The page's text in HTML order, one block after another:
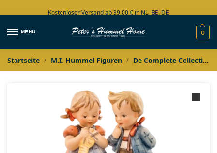
Kostenloser Versand ab 39,00 € in NL, BE, DE
Große Auswahl auf Lager
MENU 0
Startseite / M.I. Hummel Figuren / De Complete Collectie